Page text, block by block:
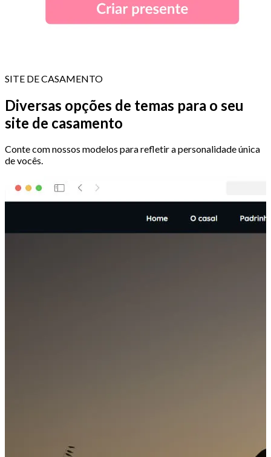
SITE DE CASAMENTO
Diversas opções de temas para o seu
site de casamento
Conte com nossos modelos para refletir a personalidade única
de vocês.